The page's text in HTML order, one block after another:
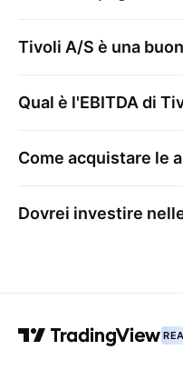
Tivoli A/S è una
Qual è l'EBITDA di
Come acquistare le
Dovrei investire